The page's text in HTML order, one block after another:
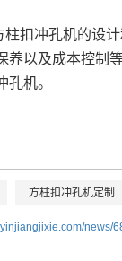
柱扣冲孔机的设
养以及成本控制
孔机。
方柱扣冲孔机定制
news/